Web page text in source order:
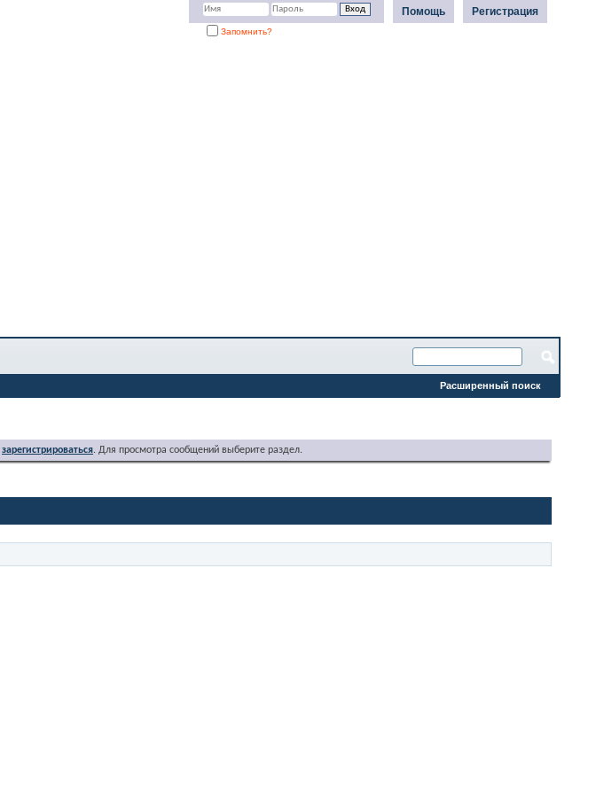
Регистрация
Помощь
Запомнить?
Расширенный поиск
зарегистрироваться. Для просмотра сообщений выберите раздел.